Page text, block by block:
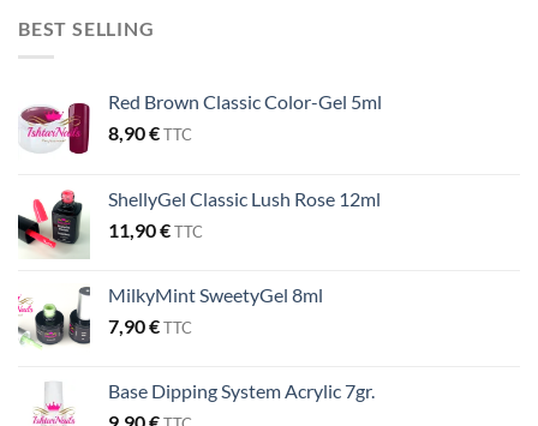
BEST SELLING
Red Brown Classic Color-Gel 5ml
8,90€TTC
ShellyGel Classic Lush Rose 12ml
11,90€TTC
MilkyMint SweetyGel 8ml
7,90€TTC
Base Dipping System Acrylic 7gr.